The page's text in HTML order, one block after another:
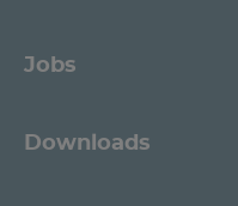
Jobs
Downloads